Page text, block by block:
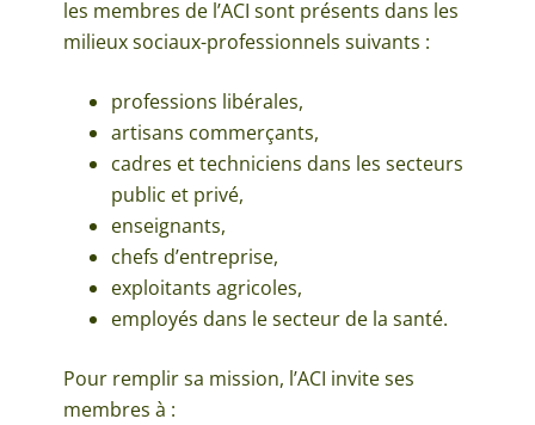
les membres de l’ACI sont présents dans les
milieux sociaux-professionnels suivants :
professions libérales,
artisans commerçants,
cadres et techniciens dans les secteurs
public et privé,
enseignants,
chefs d’entreprise,
exploitants agricoles,
employés dans le secteur de la santé.
Pour remplir sa mission, l’ACI invite ses
membres à :